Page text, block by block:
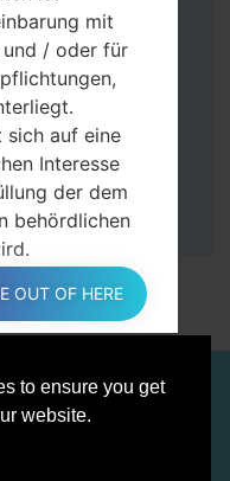
to ensure you get
website.
erkennt Ihr Gerät
wird auf dem
Zeit und
Taste auf.
und von PC
mit
/ oder für
sich auf eine
Interesse
der dem
behördlichen
oder eines
die
ob die
OUT OF HERE